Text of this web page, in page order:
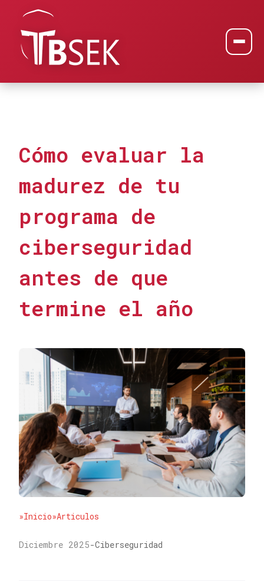
Cómo evaluar la
madurez de tu
programa de
ciberseguridad
antes de que
termine el año
»Inicio»Articulos
Diciembre 2025-Ciberseguridad